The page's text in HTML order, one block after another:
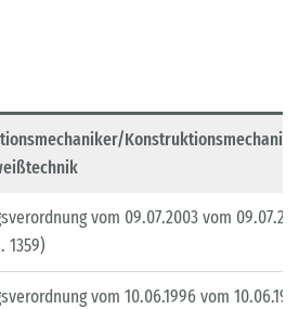
vom 09.07.2003 vom
1359)
vom 10.06.1996 vom